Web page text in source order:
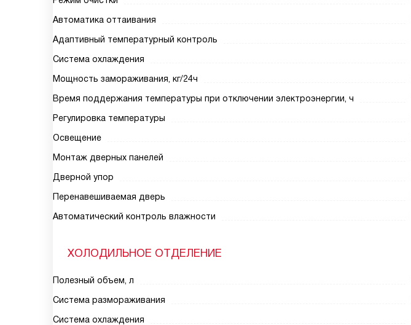
Автоматика оттаивания
Адаптивный температурный контроль
Система охлаждения
Мощность замораживания, кг/24ч
Время поддержания температуры при отключении электроэнергии, ч
Регулировка температуры
Освещение
Монтаж дверных панелей
Дверной упор
Перенавешиваемая дверь
Автоматический контроль влажности
ХОЛОДИЛЬНОЕ ОТДЕЛЕНИЕ
Полезный объем, л
Система размораживания
Система охлаждения